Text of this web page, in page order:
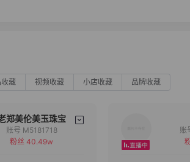
藏 视频收藏 小店收藏 品牌收藏
郑美伦美玉珠宝
备注
账号 M5181718
粉丝 40.49w